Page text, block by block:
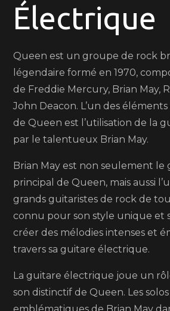
Électrique
Queen est un groupe de rock
légendaire formé en 1970,
de Freddie Mercury, Brian May,
John Deacon. L’un des
de Queen est l’utilisation de la
par le talentueux Brian May.
Brian May est non seulement le
principal de Queen, mais aussi
grands guitaristes de rock de
connu pour son style unique et
créer des mélodies intenses et
travers sa guitare électrique.
La guitare électrique joue un
son distinctif de Queen. Les